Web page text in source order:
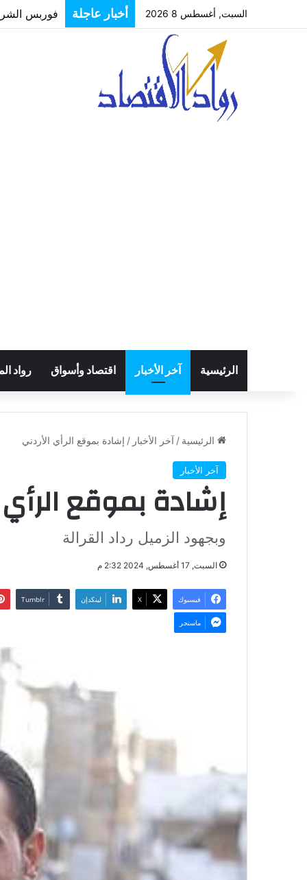
السبت, أغسطس 8 2026 أخبار عاجلة
أصحاب 50 كافتيريا يناشدون محافظ الاسكندرية بفرصة لتوفيق أوضاعهم بعد غلق مصدر رزقهم
الرئيسية آخر الأخبار اقتصاد وأسواق رواد
الرئيسية / آخر الأخبار / إشادة بموقع الرأي الأردني
آخر الأخبار
إشادة بموقع الرأي
وبجهود الزميل رداد القرالة
السبت, 17 أغسطس, 2024 2:32 م
فيسبوك ‫X لينكدإن
ماسنجر